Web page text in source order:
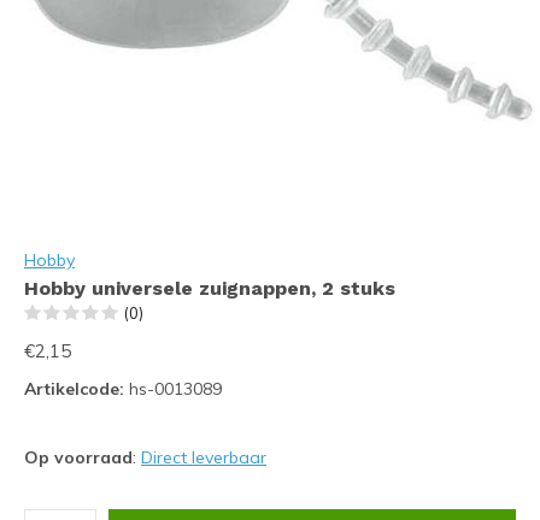
Hobby
Hobby universele zuignappen, 2 stuks
(0)
€2,15
Artikelcode: hs-0013089
Op voorraad: Direct leverbaar